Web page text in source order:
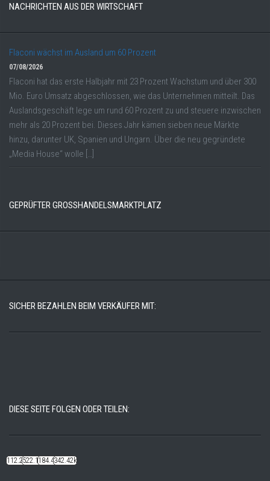
NACHRICHTEN AUS DER WIRTSCHAFT
Flaconi wächst im Ausland um 60 Prozent
07/08/2026
Flaconi hat das erste Halbjahr mit 23 Prozent Wachstum und über 300
Mio. Euro Umsatz abgeschlossen, wie das Unternehmen mitteilt. Das
Auslandsgeschäft lege um rund 60 Prozent zu und steuere inzwischen
mehr als 20 Prozent bei. Dieses Jahr kämen sieben neue Märkte
hinzu, darunter UK, Spanien und Ungarn. Über die neu gegründete
„Media House“ wolle […]
GEPRÜFTER GROSSHANDELSMARKTPLATZ
SICHER BEZAHLEN BEIM VERKÄUFER MIT:
DIESE SEITE FOLGEN ODER TEILEN:
112.22k522.14k184.48k342.42k